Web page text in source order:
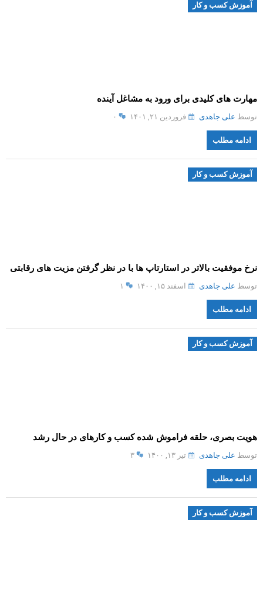
آموزش کسب و کار
مهارت های کلیدی برای ورود به مشاغل آینده
توسط علی جاهدی فروردین ۲۱, ۱۴۰۱ ۰
ادامه مطلب
آموزش کسب و کار
نرخ موفقیت بالاتر در استارتاپ ها با در نظر گرفتن مزیت های رقابتی
توسط علی جاهدی اسفند ۱۵, ۱۴۰۰ ۱
ادامه مطلب
آموزش کسب و کار
هویت بصری، حلقه فراموش شده کسب و کارهای در حال رشد
توسط علی جاهدی تیر ۱۳, ۱۴۰۰ ۳
ادامه مطلب
آموزش کسب و کار